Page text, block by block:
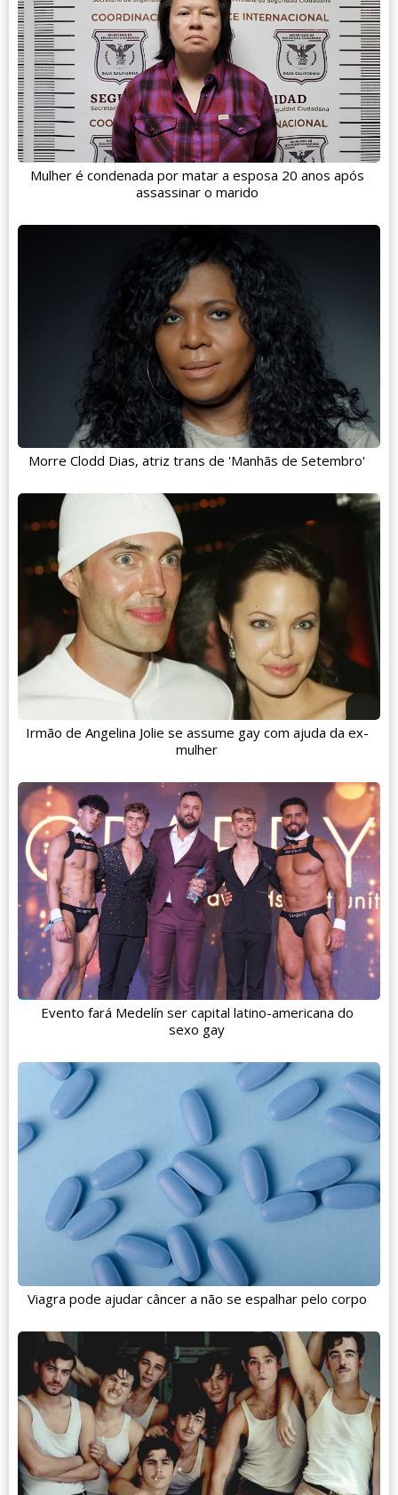
Mulher é condenada por matar a esposa 20 anos após
assassinar o marido
Morre Clodd Dias, atriz trans de 'Manhãs de Setembro'
Irmão de Angelina Jolie se assume gay com ajuda da ex-
mulher
Evento fará Medelín ser capital latino-americana do
sexo gay
Viagra pode ajudar câncer a não se espalhar pelo corpo